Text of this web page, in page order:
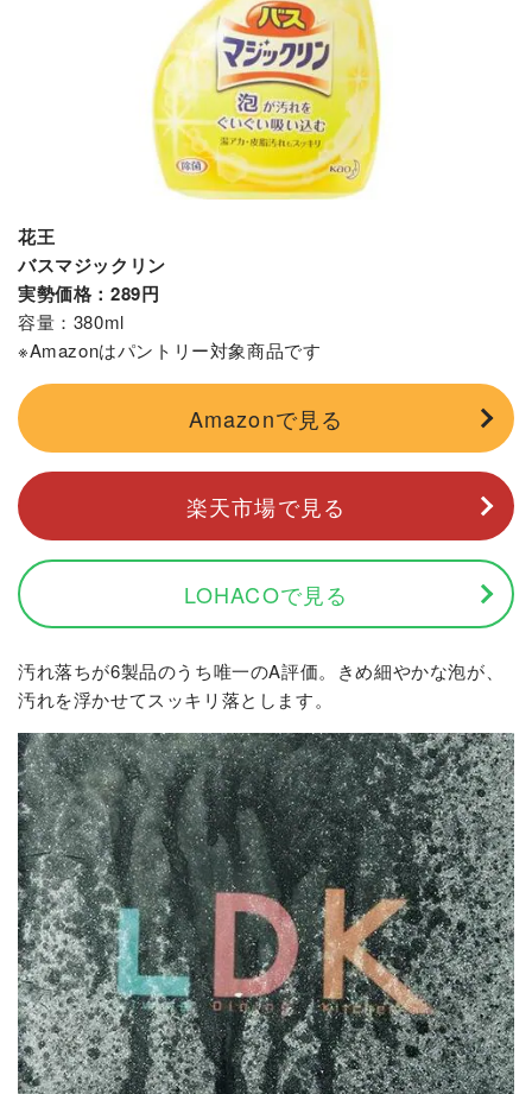
花王
バスマジックリン
実勢価格：289円
容量：380ml
※Amazonはパントリー対象商品です
Amazonで見る
楽天市場で見る
LOHACOで見る
汚れ落ちが6製品のうち唯一のA評価。きめ細やかな泡が、
汚れを浮かせてスッキリ落とします。